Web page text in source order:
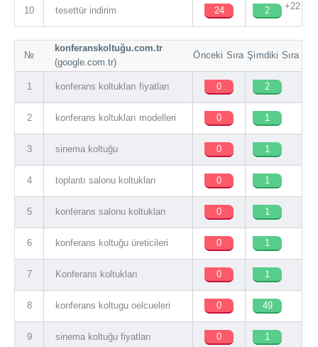
10 tesettür indirim 24 2 +22
№
konferanskoltuğu.com.tr
(google.com.tr)
Önceki Sıra Şimdiki Sıra
1 konferans koltukları fiyatları 0 2
2 konferans koltukları modelleri 0 1
3 sinema koltuğu 0 1
4 toplantı salonu koltukları 0 1
5 konferans salonu koltukları 0 1
6 konferans koltuğu üreticileri 0 1
7 Konferans koltukları 0 1
8 konferans koltugu oelcueleri 0 49
9 sinema koltuğu fiyatları 0 1